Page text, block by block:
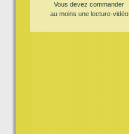
Vous devez commander
au moins une lecture-vidéo